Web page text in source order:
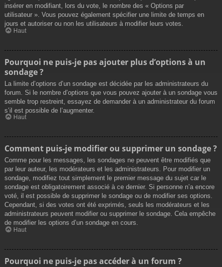
insérer en modifiant, lors du vote, le nombre des « Options par
utilisateur ». Vous pouvez également spécifier une limite de temps en
jours et autoriser ou non les utilisateurs à modifier leurs votes.
Haut
Pourquoi ne puis-je pas ajouter plus d’options à un
sondage ?
La limite d’options d’un sondage est décidée par les administrateurs du
forum. Si le nombre d’options que vous pouvez ajouter à un sondage vous
semble trop restreint, essayez de demander à un administrateur du forum
s’il est possible de l’augmenter.
Haut
Comment puis-je modifier ou supprimer un sondage ?
Comme pour les messages, les sondages ne peuvent être modifiés que
par leur auteur, les modérateurs et les administrateurs. Pour modifier un
sondage, modifiez tout simplement le premier message du sujet car le
sondage est obligatoirement associé à ce dernier. Si personne n’a encore
voté, il est possible de supprimer le sondage ou de modifier ses options.
Cependant, si des votes ont été exprimés, seuls les modérateurs et les
administrateurs peuvent modifier ou supprimer le sondage. Cela empêche
de modifier les options d’un sondage en cours.
Haut
Pourquoi ne puis-je pas accéder à un forum ?